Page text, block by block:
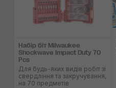
Набір біт Milwaukee
Shockwave Impact Duty 70
Pcs
Для будь-яких видів робіт зі
свердління та закручування,
на 70 предметів